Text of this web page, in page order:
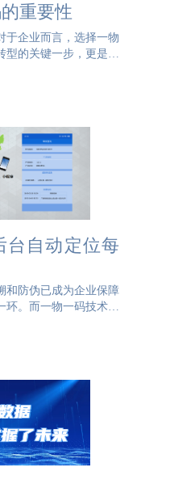
重要性
于企业而言，选择一物
的关键一步，更是提
在多个方面带来显著
台自动定位每
和防伪已成为企业保障
环。而一物一码技术的
了全新的思路。通过
身份标识——二维码，